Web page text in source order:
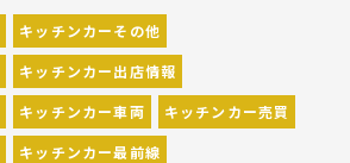
キッチンカーその他
キッチンカー出店情報
キッチンカー車両
キッチンカー売買
キッチンカー最前線